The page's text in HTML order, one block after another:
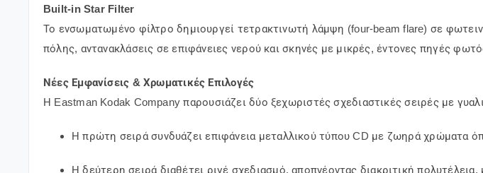
Built-in Star Filter
Το ενσωματωμένο φίλτρο δημιουργεί τετρακτινωτή λάμψη (four-beam flare) σε
πόλης, αντανακλάσεις σε επιφάνειες νερού και σκηνές με μικρές, έντονες πηγές
Νέες Εμφανίσεις & Χρωματικές Επιλογές
Η Eastman Kodak Company παρουσιάζει δύο ξεχωριστές σχεδιαστικές σειρές με
Η πρώτη σειρά συνδυάζει επιφάνεια μεταλλικού τύπου CD με ζωηρά χρώματα
Η δεύτερη σειρά διαθέτει ριγέ σχεδιασμό, αποπνέοντας διακριτική